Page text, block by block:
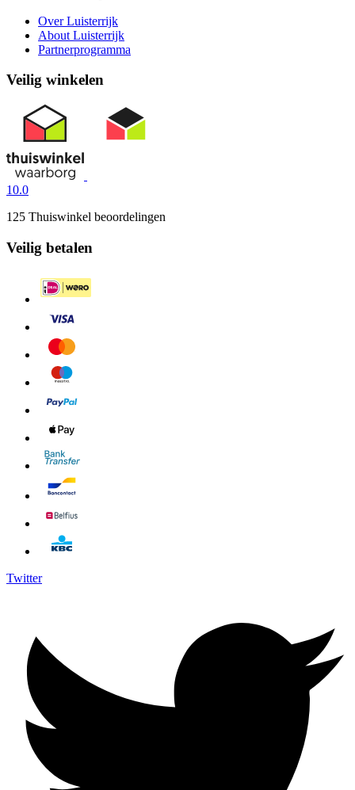
Over Luisterrijk
About Luisterrijk
Partnerprogramma
Veilig winkelen
10.0
125 Thuiswinkel beoordelingen
Veilig betalen
Twitter